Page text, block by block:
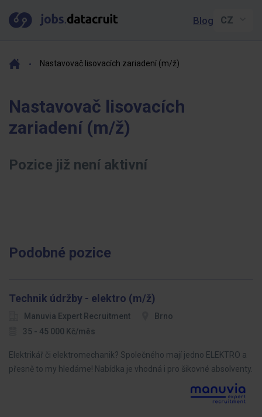
Blog
Nastavovač lisovacích zariadení (m/ž)
Nastavovač lisovacích
zariadení (m/ž)
Pozice již není aktivní
Podobné pozice
Technik údržby - elektro (m/ž)
Manuvia Expert Recruitment
Brno
35 - 45 000 Kč/měs
Elektrikář či elektromechanik? Společného mají jedno ELEKTRO a
přesně to my hledáme! Nabídka je vhodná i pro šikovné absolventy.